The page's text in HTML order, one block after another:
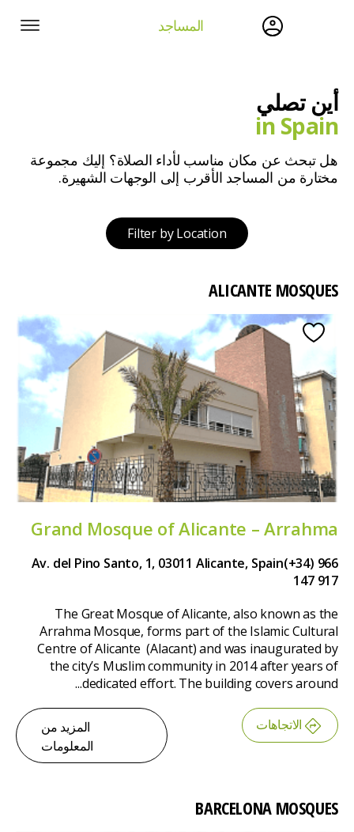
المساجد
أين تصلي
in Spain
هل تبحث عن مكان مناسب لأداء الصلاة؟ إليك مجموعة
مختارة من المساجد الأقرب إلى الوجهات الشهيرة.
Filter by Location
ALICANTE MOSQUES
Grand Mosque of Alicante – Arrahma
Av. del Pino Santo, 1, 03011 Alicante, Spain(+34) 966
147 917
The Great Mosque of Alicante, also known as the
Arrahma Mosque, forms part of the Islamic Cultural
Centre of Alicante (Alacant) and was inaugurated by
the city’s Muslim community in 2014 after years of
dedicated effort. The building covers around...
الاتجاهات
المزيد من
المعلومات
BARCELONA MOSQUES